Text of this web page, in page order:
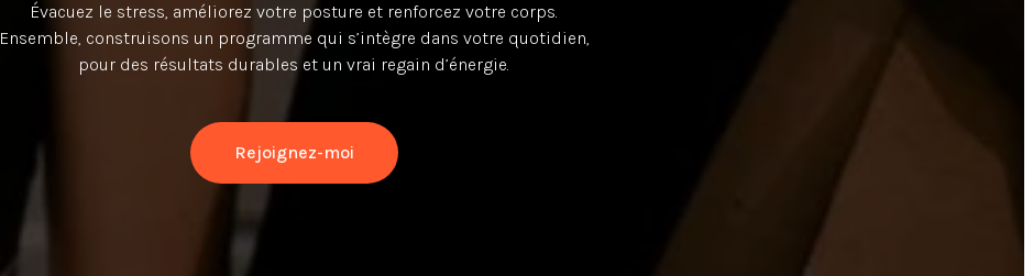
Évacuez le stress, améliorez votre posture et renforcez votre corps.
Ensemble, construisons un programme qui s’intègre dans votre quotidien,
pour des résultats durables et un vrai regain d’énergie.
Rejoignez-moi